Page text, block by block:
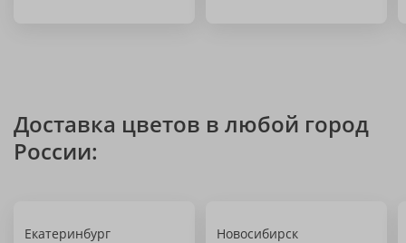
Доставка цветов в любой город
России:
Екатеринбург Новосибирск